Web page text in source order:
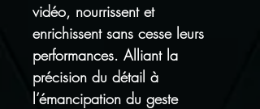
vidéo, nourrissent et
enrichissent sans cesse leurs
performances. Alliant la
précision du détail à
l’émancipation du geste